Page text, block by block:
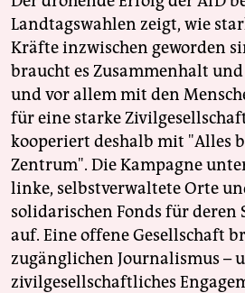
Landtagswahlen zeigt, wie
Kräfte inzwischen geworden
braucht es Zusammenhalt
und vor allem mit den
für eine starke
kooperiert deshalb mit "Alles
Zentrum". Die Kampagne
linke, selbstverwaltete Orte
solidarischen Fonds für deren
auf. Eine offene Gesellschaft
zugänglichen Journalismus –
zivilgesellschaftliches